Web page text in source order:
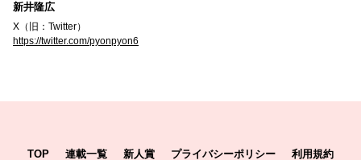
新井隆広
X（旧：Twitter）
https://twitter.com/pyonpyon6
TOP 連載一覧 新人賞 プライバシーポリシー 利用規約